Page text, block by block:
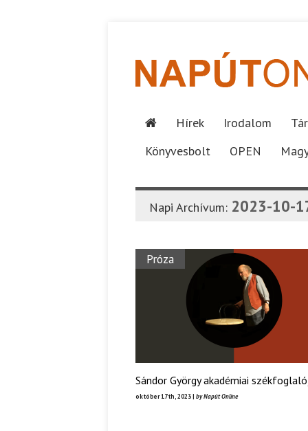
Hírek Irodalom
Könyvesbolt
OPEN
Napi Archívum: 2023-10-
Próza
Sándor György akadémiai
október 17th, 2023 | by Napút Online